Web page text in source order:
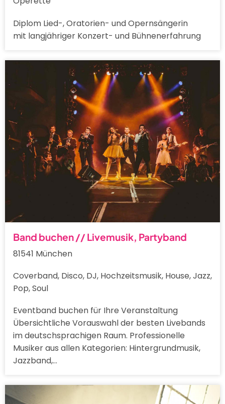
Diplom Lied-, Oratorien- und Opernsängerin
mit langjähriger Konzert- und Bühnenerfahrung
Band buchen // Livemusik, Partyband
81541 München
Coverband, Disco, DJ, Hochzeitsmusik, House, Jazz,
Pop, Soul
Eventband buchen für Ihre Veranstaltung
Übersichtliche Vorauswahl der besten Livebands
im deutschsprachigen Raum. Professionelle
Musiker aus allen Kategorien: Hintergrundmusik,
Jazzband,…